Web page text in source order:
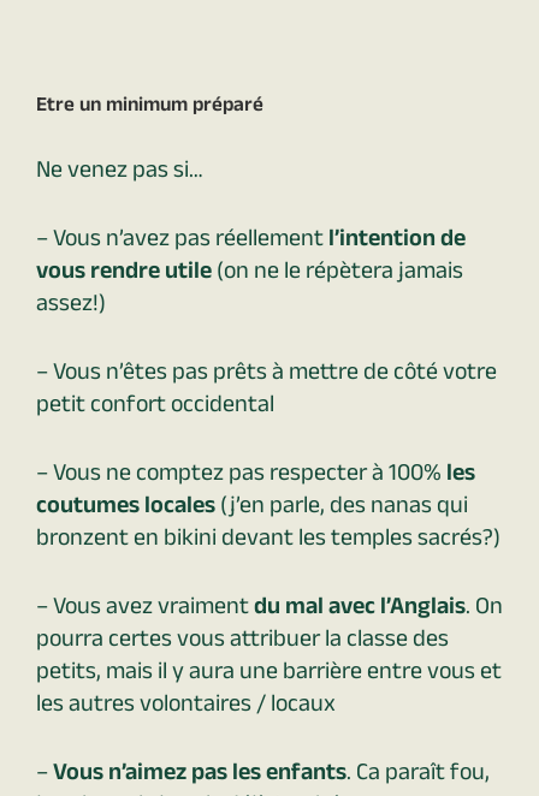
Etre un minimum préparé
Ne venez pas si…
– Vous n’avez pas réellementl’intention de
vous rendre utile(on ne le répètera jamais
assez!)
– Vous n’êtes pas prêts à mettre de côté votre
petit confort occidental
– Vous ne comptez pas respecter à 100%les
coutumes locales(j’en parle, des nanas qui
bronzent en bikini devant les temples sacrés?)
– Vous avez vraimentdu mal avec l’Anglais. On
pourra certes vous attribuer la classe des
petits, mais il y aura une barrière entre vous et
les autres volontaires / locaux
–Vous n’aimez pas les enfants. Ca paraît fou,